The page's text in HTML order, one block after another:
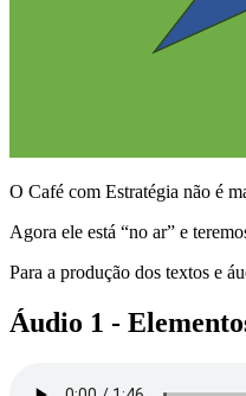
O Café com Estratégia não é
Agora ele está “no ar” e
Para a produção dos textos e
Áudio 1 -